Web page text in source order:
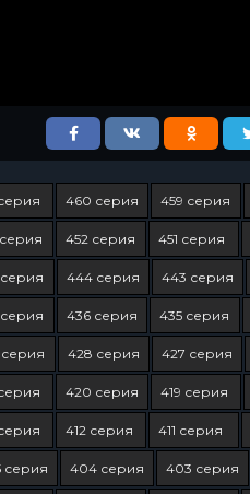
460 серия 459 серия
452 серия 451 серия
444 серия 443 серия
436 серия 435 серия
428 серия 427 серия
420 серия 419 серия
412 серия 411 серия
серия 404 серия 403 серия